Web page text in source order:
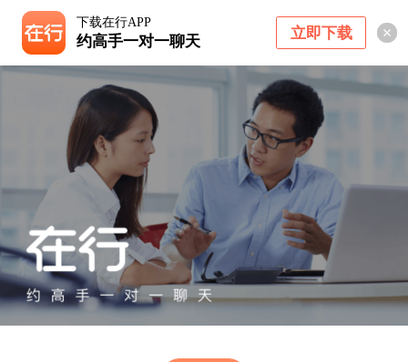
下载在行APP
约高手一对一聊天 立即下载